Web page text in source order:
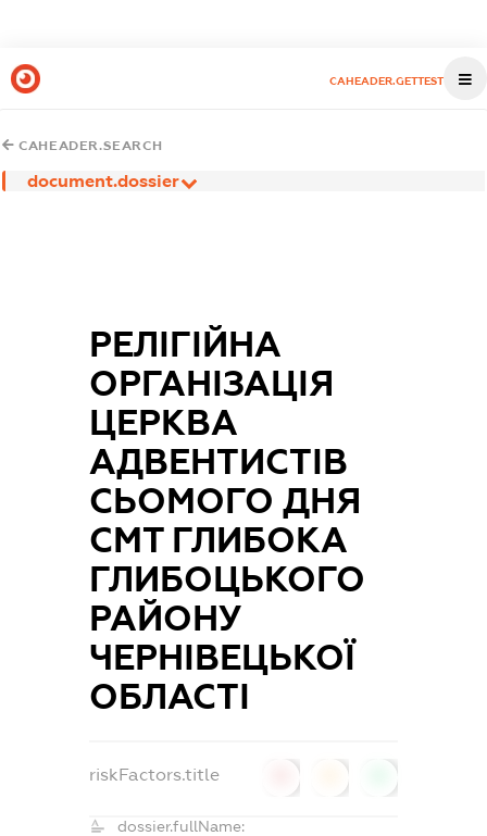
CAHEADER.GETTEST
CAHEADER.SEARCH
document.dossier
РЕЛІГІЙНА
ОРГАНІЗАЦІЯ
ЦЕРКВА
АДВЕНТИСТІВ
СЬОМОГО ДНЯ
СМТ ГЛИБОКА
ГЛИБОЦЬКОГО
РАЙОНУ
ЧЕРНІВЕЦЬКОЇ
ОБЛАСТІ
riskFactors.title
dossier.fullName: